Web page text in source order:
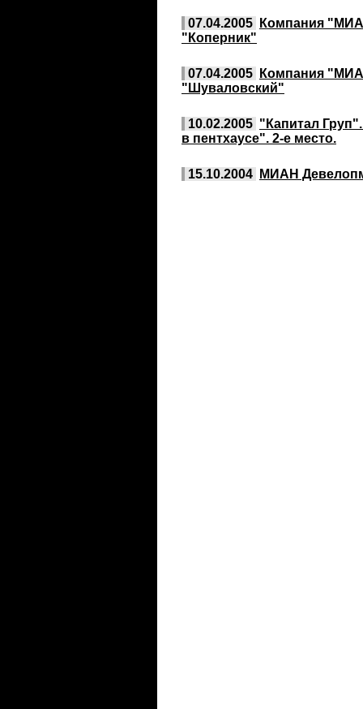
07.04.2005
Компания
"Коперник"
07.04.2005
Компания
"Шуваловский"
10.02.2005 "Капитал
в пентхаусе". 2-е место.
15.10.2004 МИАН